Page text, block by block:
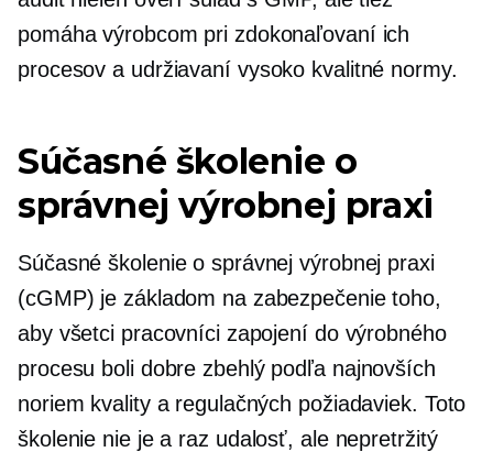
pomáha výrobcom pri zdokonaľovaní ich
procesov a udržiavaní vysoko kvalitné normy.
Súčasné školenie o
správnej výrobnej praxi
Súčasné školenie o správnej výrobnej praxi
(cGMP) je základom na zabezpečenie toho,
aby všetci pracovníci zapojení do výrobného
procesu boli dobre zbehlýpodľa najnovších
noriem kvality a regulačných požiadaviek. Toto
školenie nie je a raz udalosť, ale nepretržitý